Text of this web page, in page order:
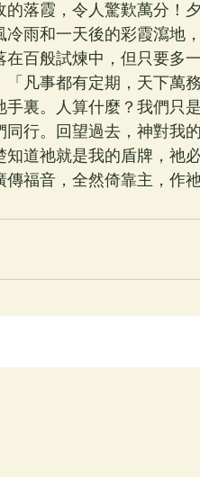
落霞，令人驚歎萬分！
雨和一天後的彩霞瀉地
百般試煉中，但只要多
凡事都有定期，天下萬
裏。人算什麼？我們只
同行。回望過去，神對我
道祂就是我的盾牌，祂
福音，全然倚靠主，作祂